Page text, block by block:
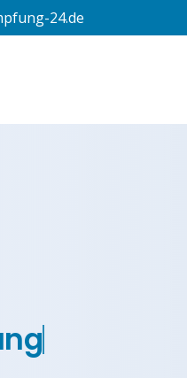
24.de